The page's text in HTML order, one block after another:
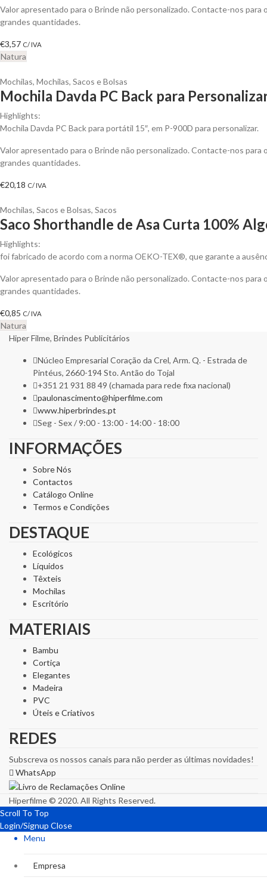
Valor apresentado para o Brinde não personalizado. Contacte-nos
grandes quantidades.
€3,57 C/ IVA
Natura
Mochilas, Mochilas, Sacos e Bolsas
Mochila Davda PC Back para
Highlights:
Mochila Davda PC Back para portátil 15″, em P-900D para personalizar.
Valor apresentado para o Brinde não personalizado. Contacte-nos
grandes quantidades.
€20,18 C/ IVA
Mochilas, Sacos e Bolsas, Sacos
Saco Shorthandle de Asa Curta 100%
Highlights:
foi fabricado de acordo com a norma OEKO-TEX®, que garante a
Valor apresentado para o Brinde não personalizado. Contacte-nos
grandes quantidades.
€0,85 C/ IVA
Natura
Hiper Filme, Brindes Publicitários
Núcleo Empresarial Coração da Crel, Arm. Q. - Estrada de
Pintéus, 2660-194 Sto. Antão do Tojal
+351 21 931 88 49 (chamada para rede fixa nacional)
paulonascimento@hiperfilme.com
www.hiperbrindes.pt
Seg - Sex / 9:00 - 13:00 - 14:00 - 18:00
INFORMAÇÕES
Sobre Nós
Contactos
Catálogo Online
Termos e Condições
DESTAQUE
Ecológicos
Líquidos
Têxteis
Mochilas
Escritório
MATERIAIS
Bambu
Cortiça
Elegantes
Madeira
PVC
Úteis e Criativos
REDES
Subscreva os nossos canais para não perder as últimas novidades!
WhatsApp
Hiperfilme © 2020. All Rights Reserved.
Scroll To Top
Login/Signup Close
Menu
Empresa